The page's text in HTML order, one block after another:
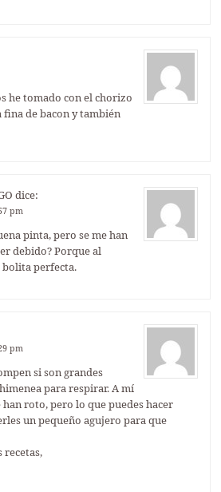
he tomado con el chorizo
de bacon y también
dice:
pm
pinta, pero se me han
debido? Porque al
bolita perfecta.
pm
si son grandes
para respirar. A mí
roto, pero lo que puedes hacer
un pequeño agujero para que
recetas,